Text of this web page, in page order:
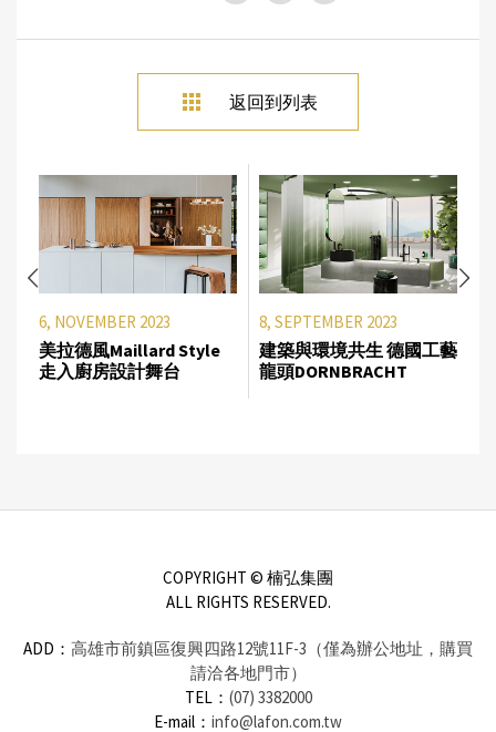
返回到列表
6, NOVEMBER 2023
美拉德風Maillard Style
走入廚房設計舞台
8, SEPTEMBER 2023
建築與環境共生 德國工藝
龍頭DORNBRACHT
COPYRIGHT © 楠弘集團
ALL RIGHTS RESERVED.
ADD： 高雄市前鎮區復興四路12號11F-3（僅為辦公地址，購買
請洽各地門市）
TEL： (07) 3382000
E-mail： info@lafon.com.tw